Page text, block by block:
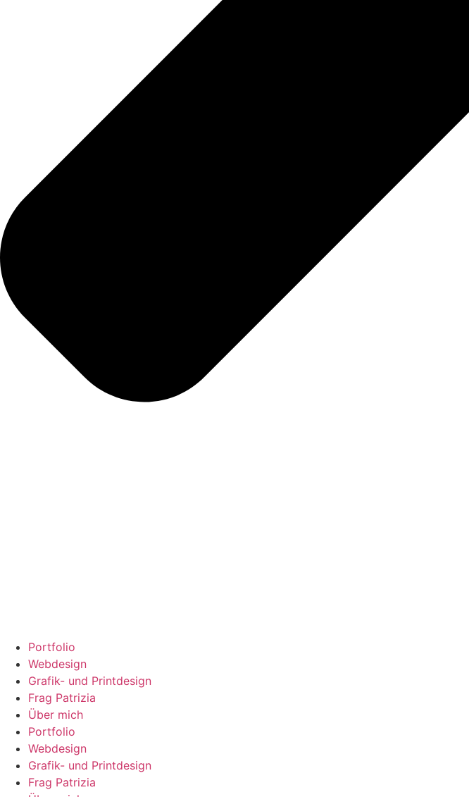
Portfolio
Webdesign
Grafik- und Printdesign
Frag Patrizia
Über mich
Portfolio
Webdesign
Grafik- und Printdesign
Frag Patrizia